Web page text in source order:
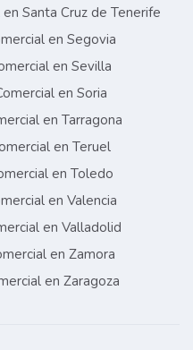
Santa Cruz de Tenerife
en Segovia
en Sevilla
en Soria
en Tarragona
en Teruel
en Toledo
en Valencia
en Valladolid
en Zamora
en Zaragoza